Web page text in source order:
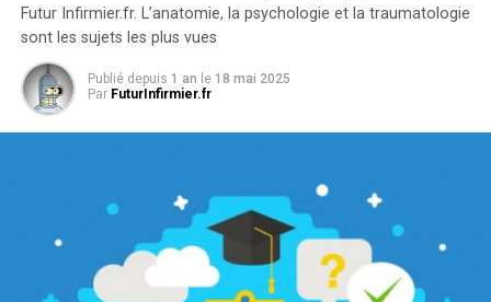
LANCER LE QUIZ
#2 Biologie fondamentale QCM
14 questions (issues du partiel UE 2.1) sur le champ 2.1
Futur Infirmier.fr. L’anatomie, la psychologie et la traumatologie
sont les sujets les plus vues
Publié depuis 1 an le 18 mai 2025
Par FuturInfirmier.fr